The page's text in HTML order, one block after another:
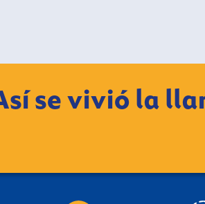
se vivió la